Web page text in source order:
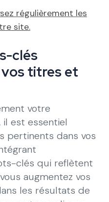
régulièrement les
site.
clés
titres et
votre
est essentiel
pertinents dans vos
clés qui reflètent
augmentez vos
les résultats de